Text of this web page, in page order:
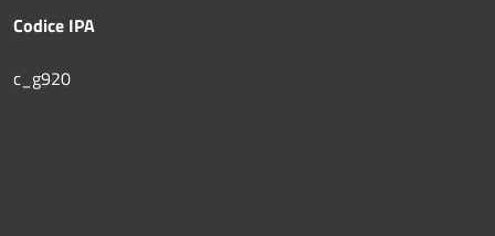
Codice IPA
c_g920